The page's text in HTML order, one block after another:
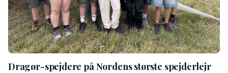
Dragør-spejdere på Nordens største spejderlejr